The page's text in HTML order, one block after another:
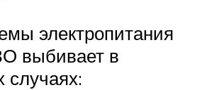
электропитания
выбивает в